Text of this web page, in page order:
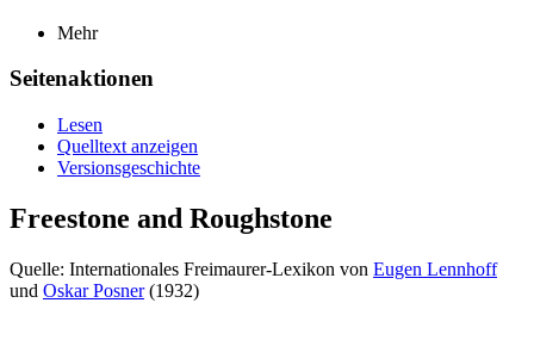
Mehr
Seitenaktionen
Lesen
Quelltext anzeigen
Versionsgeschichte
Freestone and Roughstone
Quelle: Internationales Freimaurer-Lexikon von Eugen Lennhoff
und Oskar Posner(1932)